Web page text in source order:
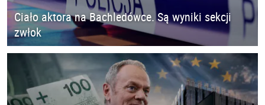
Ciało aktora na Bachledówce. Są wyniki sekcji
zwłok